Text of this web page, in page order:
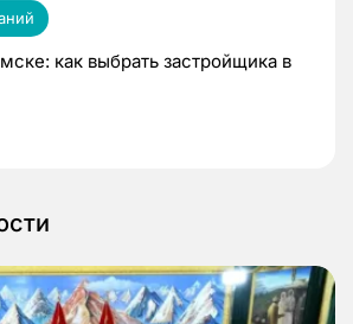
как выбрать застройщика в